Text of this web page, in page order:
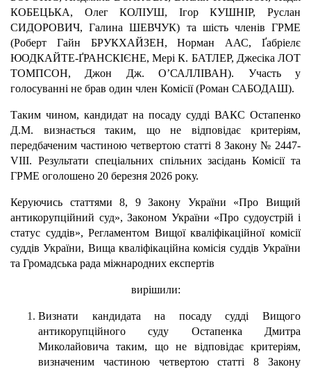
КОБЕЦЬКА, Олег КОЛІУШ, Ігор КУШНІР, Руслан
СИДОРОВИЧ, Галина ШЕВЧУК) та шість членів ГРМЕ
(Роберт Гайн БРУКХАЙЗЕН, Норман ААС, Ґабріелє
ЮОДКАЙТЕ-ҐРАНСКІЄНЕ, Мері К. БАТЛЕР, Джесіка ЛОТ
ТОМПСОН, Джон Дж. О’САЛЛІВАН). Участь у
голосуванні не брав один член Комісії (Роман САБОДАШ).
Таким чином, кандидат на посаду судді ВАКС Остапенко
Д.М. визнається таким, що не відповідає критеріям,
передбаченим частиною четвертою статті 8 Закону № 2447-
VІІІ. Результати спеціальних спільних засідань Комісії та
ГРМЕ оголошено 20 березня 2026 року.
Керуючись статтями 8, 9 Закону України «Про Вищий
антикорупційний суд», Законом України «Про судоустрій і
статус суддів», Регламентом Вищої кваліфікаційної комісії
суддів України, Вища кваліфікаційна комісія суддів України
та Громадська рада міжнародних експертів
вирішили:
Визнати кандидата на посаду судді Вищого
антикорупційного суду Остапенка Дмитра
Миколайовича таким, що не відповідає критеріям,
визначеним частиною четвертою статті 8 Закону